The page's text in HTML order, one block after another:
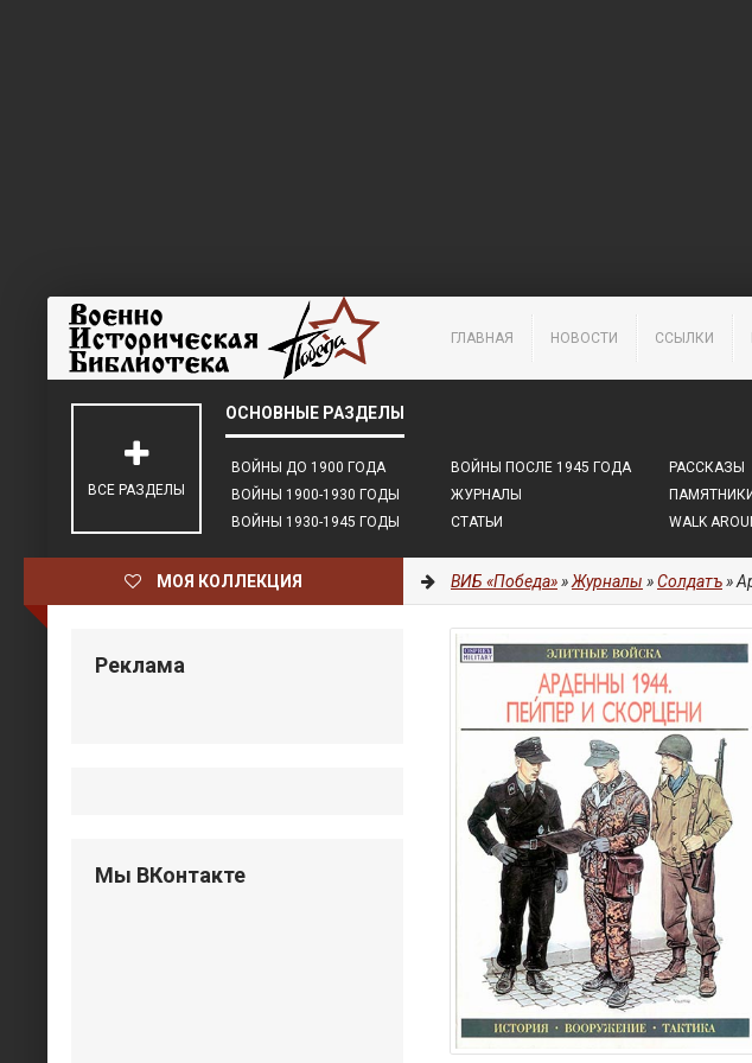
ГЛАВНАЯ НОВОСТИ ССЫЛКИ
ВОЙНЫ ДО 1900 ГОДА
ВОЙНЫ 1900-1930 ГОДЫ
ВОЙНЫ 1930-1945 ГОДЫ
ВОЙНЫ ПОСЛЕ 1945 ГОДА
ЖУРНАЛЫ
СТАТЬИ
РАССКАЗЫ
ПАМЯТНИКИ
WALK
ВСЕ РАЗДЕЛЫ
МОЯ КОЛЛЕКЦИЯ ВИБ «Победа»»Журналы »Солдатъ»
Реклама
Мы ВКонтакте